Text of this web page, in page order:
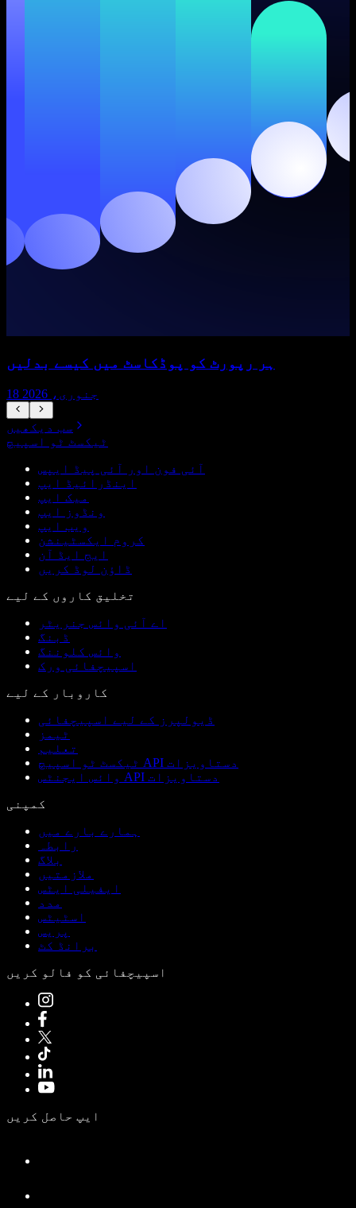
ہر رپورٹ کو پوڈکاسٹ میں کیسے بدلیں
18 جنوری، 2026
سب دیکھیں
ٹیکسٹ ٹو اسپیچ
آئی فون اور آئی پیڈ ایپس
اینڈرائیڈ ایپ
میک ایپ
ونڈوز ایپ
ویب ایپ
کروم ایکسٹینشن
ایج ایڈ آن
ڈاؤن لوڈ کریں
تخلیق کاروں کے لیے
اے آئی وائس جنریٹر
ڈبنگ
وائس کلوننگ
اسپیچفائی ورک
کاروبار کے لیے
ڈیولپرز کے لیے اسپیچفائی
ٹیمز
تعلیم
ٹیکسٹ ٹو اسپیچ API دستاویزات
وائس ایجنٹس API دستاویزات
کمپنی
ہمارے بارے میں
رابطہ
بلاگ
ملازمتیں
ایفیلی ایٹس
مدد
اسٹیٹس
پریس
برانڈ کٹ
اسپیچفائی کو فالو کریں
ایپ حاصل کریں